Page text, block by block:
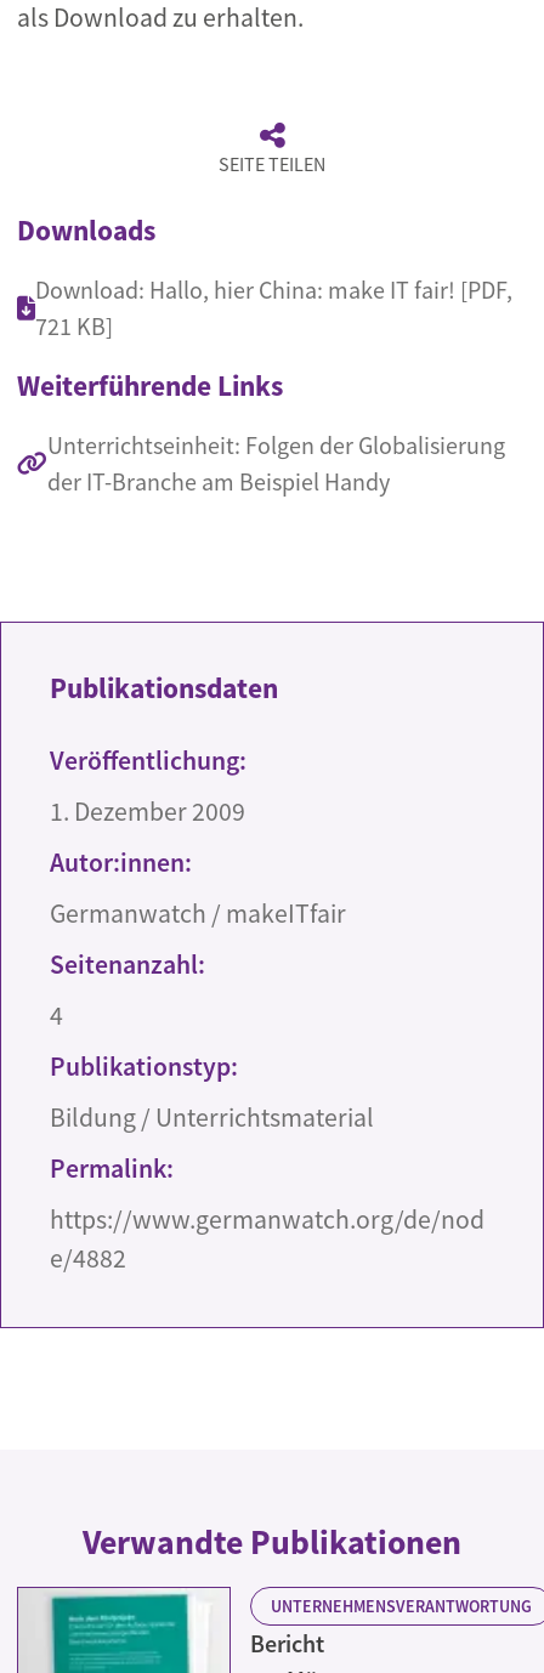
als Download zu erhalten.
SEITE TEILEN
Downloads
Download: Hallo, hier China: make IT fair! [PDF,
721 KB]
Weiterführende Links
Unterrichtseinheit: Folgen der Globalisierung
der IT-Branche am Beispiel Handy
Publikationsdaten
Veröffentlichung:
1. Dezember 2009
Autor:innen:
Germanwatch / makeITfair
Seitenanzahl:
4
Publikationstyp:
Bildung / Unterrichtsmaterial
Permalink:
https://www.germanwatch.org/de/nod
e/4882
Verwandte Publikationen
UNTERNEHMENSVERANTWORTUNG
Bericht